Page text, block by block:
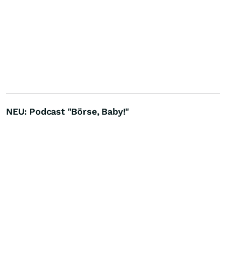
NEU: Podcast "Börse, Baby!"